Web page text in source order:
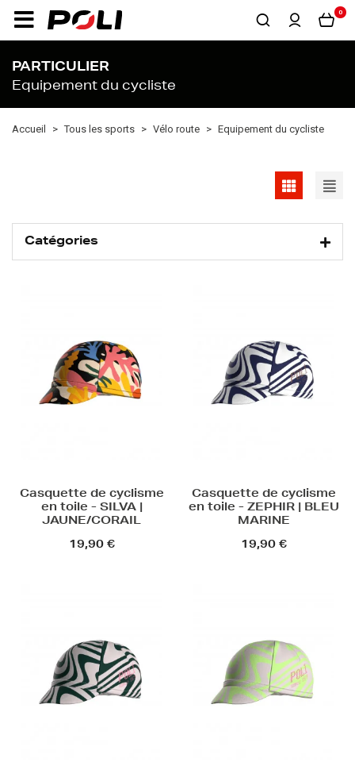
0
PARTICULIER
Equipement du cycliste
Accueil Tous les sports Vélo route Equipement du cycliste
Catégories
Casquette de cyclisme
en toile - SILVA |
JAUNE/CORAIL
19,90 €
Casquette de cyclisme
en toile - ZEPHIR | BLEU
MARINE
19,90 €